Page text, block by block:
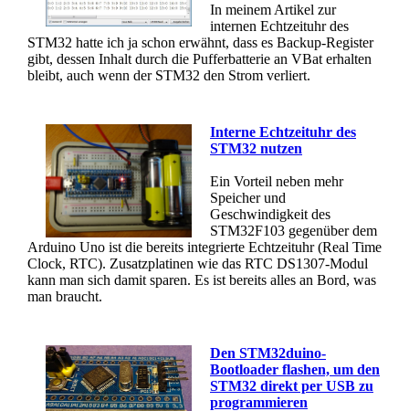
In meinem Artikel zur
internen Echtzeituhr des
STM32 hatte ich ja schon erwähnt, dass es Backup-Register
gibt, dessen Inhalt durch die Pufferbatterie an VBat erhalten
bleibt, auch wenn der STM32 den Strom verliert.
Interne Echtzeituhr des
STM32 nutzen
Ein Vorteil neben mehr
Speicher und
Geschwindigkeit des
STM32F103 gegenüber dem
Arduino Uno ist die bereits integrierte Echtzeituhr (Real Time
Clock, RTC). Zusatzplatinen wie das RTC DS1307-Modul
kann man sich damit sparen. Es ist bereits alles an Bord, was
man braucht.
Den STM32duino-
Bootloader flashen, um den
STM32 direkt per USB zu
programmieren